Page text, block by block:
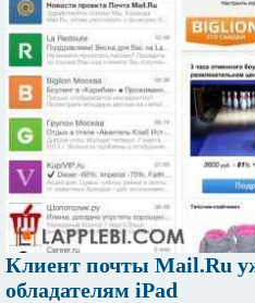
Клиент почты Mail.Ru
обладателям iPad